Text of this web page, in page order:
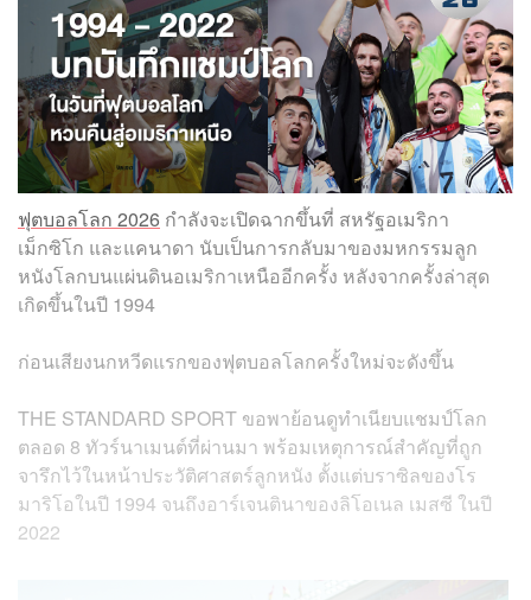
ฟุตบอลโลก 2026 กำลังจะเปิดฉากขึ้นที่ สหรัฐอเมริกา
เม็กซิโก และแคนาดา นับเป็นการกลับมาของมหกรรมลูก
หนังโลกบนแผ่นดินอเมริกาเหนืออีกครั้ง หลังจากครั้งล่าสุด
เกิดขึ้นในปี 1994
ก่อนเสียงนกหวีดแรกของฟุตบอลโลกครั้งใหม่จะดังขึ้น
THE STANDARD SPORT ขอพาย้อนดูทำเนียบแชมป์โลก
ตลอด 8 ทัวร์นาเมนต์ที่ผ่านมา พร้อมเหตุการณ์สำคัญที่ถูก
จารึกไว้ในหน้าประวัติศาสตร์ลูกหนัง ตั้งแต่บราซิลของโร
มาริโอในปี 1994 จนถึงอาร์เจนตินาของลิโอเนล เมสซี ในปี
2022